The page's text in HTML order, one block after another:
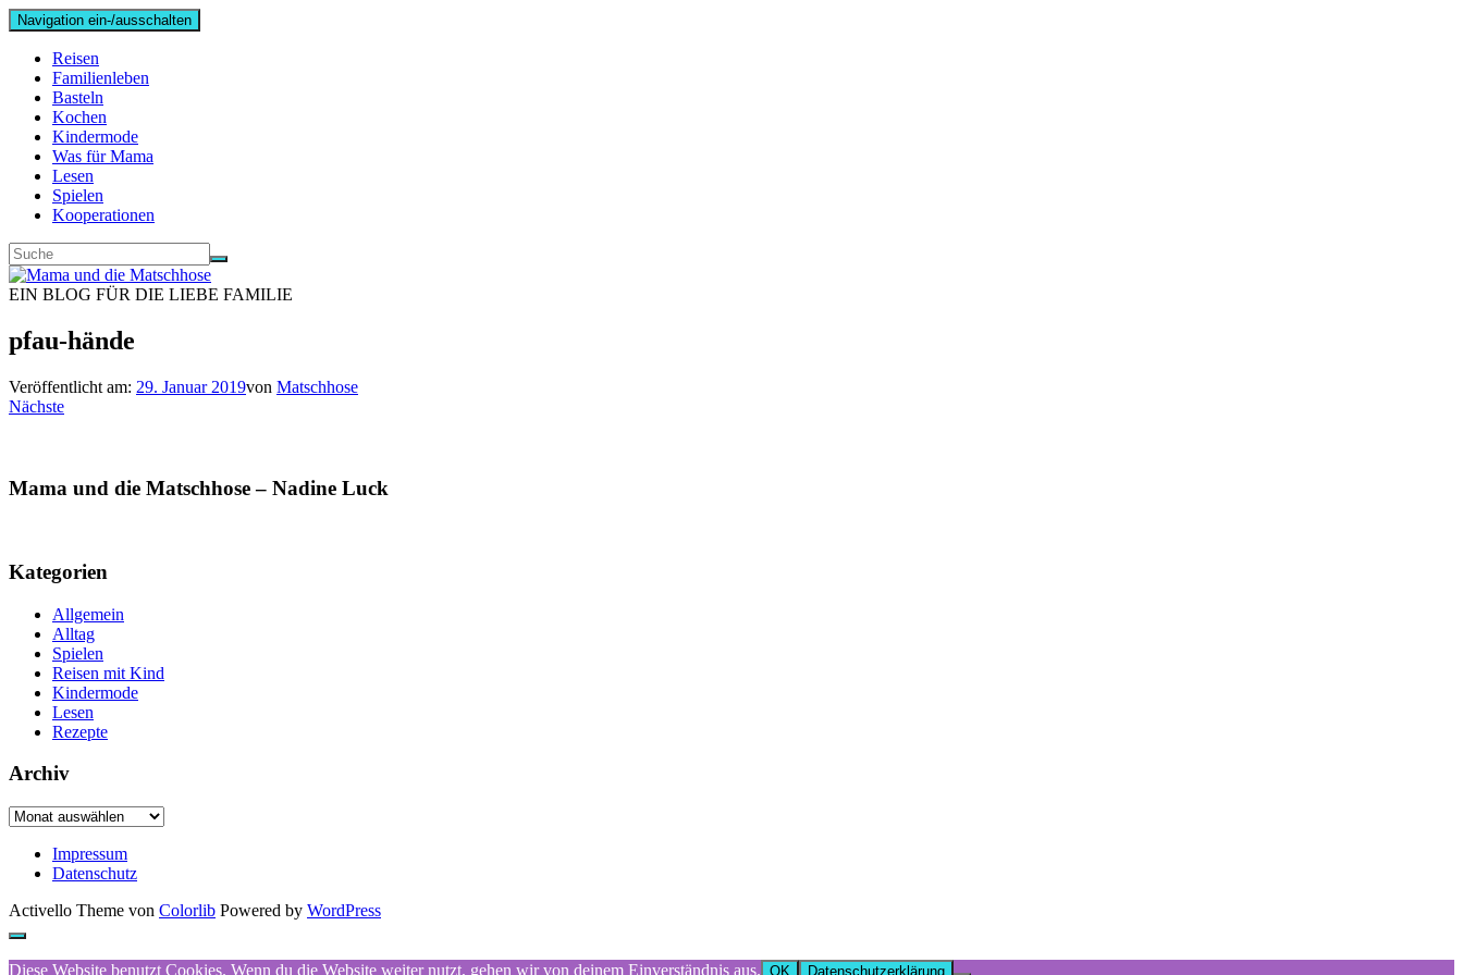
Navigation ein-/ausschalten
Reisen
Familienleben
Basteln
Kochen
Kindermode
Was für Mama
Lesen
Spielen
Kooperationen
EIN BLOG FÜR DIE LIEBE FAMILIE
pfau-hände
Veröffentlicht am: 29. Januar 2019von Matschhose
Nächste
Mama und die Matschhose – Nadine Luck
Kategorien
Allgemein
Alltag
Spielen
Reisen mit Kind
Kindermode
Lesen
Rezepte
Archiv
Archiv
Impressum
Datenschutz
Activello Theme von Colorlib Powered by WordPress
Diese Website benutzt Cookies. Wenn du die Website weiter nutzt, gehen wir von deinem Einverständnis aus. OK Datenschutzerklärung